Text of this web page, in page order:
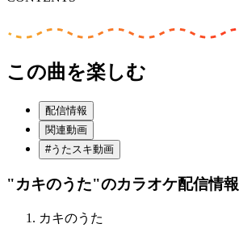
この曲を楽しむ
配信情報
関連動画
#うたスキ動画
"カキのうた"のカラオケ配信情報
カキのうた